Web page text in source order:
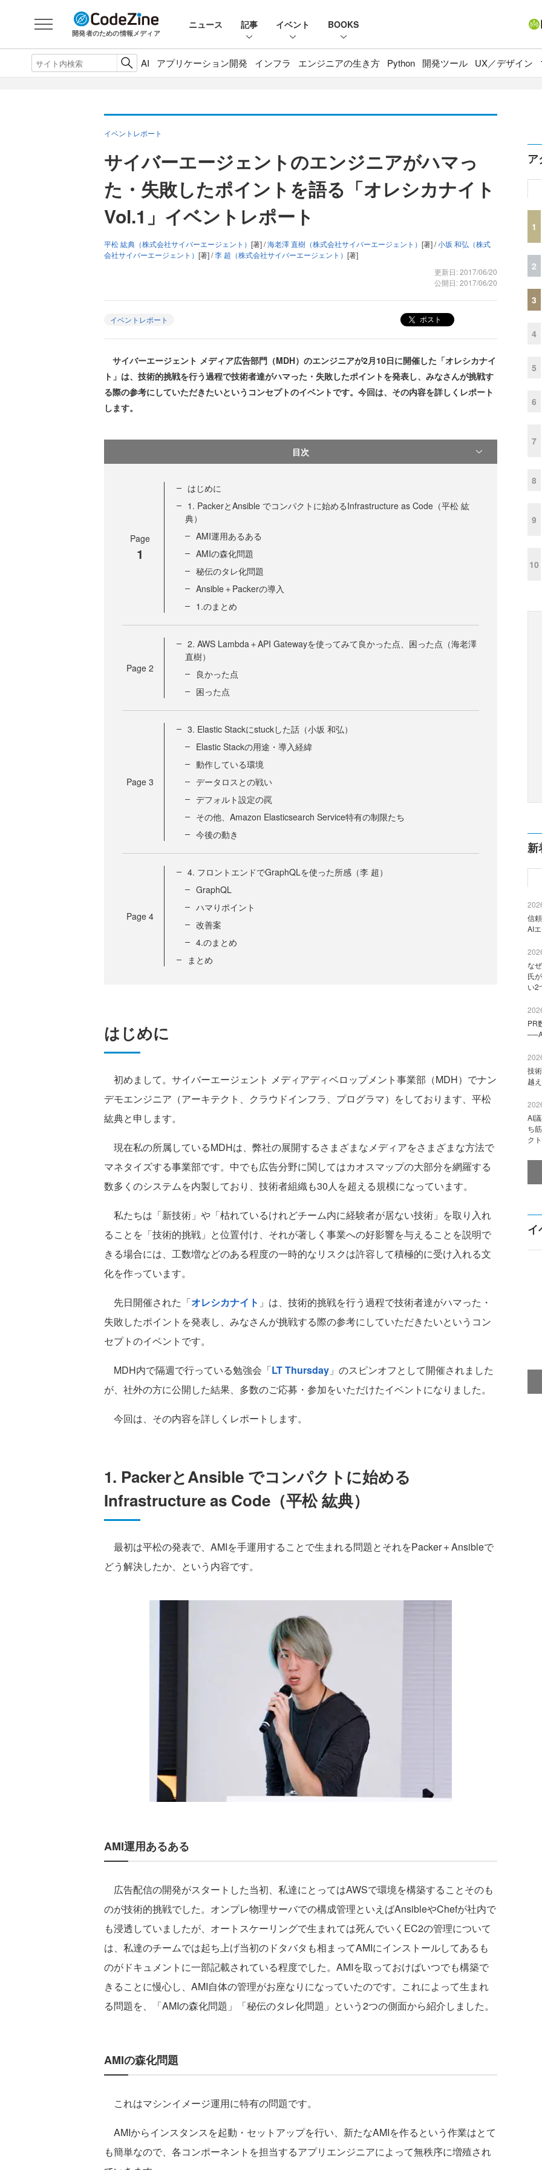
開発者のための情報メディア
ニュース 記事 イベント BOOKS
AI アプリケーション開発 インフラ エンジニアの生き方 Python 開発ツール UX／デザイン
イベントレポート
サイバーエージェントのエンジニアがハマっ
た・失敗したポイントを語る「オレシカナイト
Vol.1」イベントレポート
平松 紘典（株式会社サイバーエージェント） [著] /海老澤 直樹（株式会社サイバーエージェント） [著] /小坂 和弘（株式
会社サイバーエージェント） [著] /李 超（株式会社サイバーエージェント） [著]
更新日: 2017/06/20
公開日: 2017/06/20
イベントレポート ポスト
サイバーエージェント メディア広告部門（MDH）のエンジニアが2月10日に開催した「オレシカナイ
ト」は、技術的挑戦を行う過程で技術者達がハマった・失敗したポイントを発表し、みなさんが挑戦す
る際の参考にしていただきたいというコンセプトのイベントです。今回は、その内容を詳しくレポート
します。
目次
Page
1
はじめに
1. PackerとAnsible でコンパクトに始めるInfrastructure as Code（平松 紘
典）
AMI運用あるある
AMIの森化問題
秘伝のタレ化問題
Ansible＋Packerの導入
1.のまとめ
Page 2
2. AWS Lambda＋API Gatewayを使ってみて良かった点、困った点（海老澤
直樹）
良かった点
困った点
Page 3
3. Elastic Stackにstuckした話（小坂 和弘）
Elastic Stackの用途・導入経緯
動作している環境
データロスとの戦い
デフォルト設定の罠
その他、Amazon Elasticsearch Service特有の制限たち
今後の動き
Page 4
4. フロントエンドでGraphQLを使った所感（李 超）
GraphQL
ハマりポイント
改善案
4.のまとめ
まとめ
はじめに
初めまして。サイバーエージェント メディアディベロップメント事業部（MDH）でナン
デモエンジニア（アーキテクト、クラウドインフラ、プログラマ）をしております、平松
紘典と申します。
現在私の所属しているMDHは、弊社の展開するさまざまなメディアをさまざまな方法で
マネタイズする事業部です。中でも広告分野に関してはカオスマップの大部分を網羅する
数多くのシステムを内製しており、技術者組織も30人を超える規模になっています。
私たちは「新技術」や「枯れているけれどチーム内に経験者が居ない技術」を取り入れ
ることを「技術的挑戦」と位置付け、それが著しく事業への好影響を与えることを説明で
きる場合には、工数増などのある程度の一時的なリスクは許容して積極的に受け入れる文
化を作っています。
先日開催された「オレシカナイト 」は、技術的挑戦を行う過程で技術者達がハマった・
失敗したポイントを発表し、みなさんが挑戦する際の参考にしていただきたいというコン
セプトのイベントです。
MDH内で隔週で行っている勉強会「LT Thursday 」のスピンオフとして開催されました
が、社外の方に公開した結果、多数のご応募・参加をいただけたイベントになりました。
今回は、その内容を詳しくレポートします。
1. PackerとAnsible でコンパクトに始める
Infrastructure as Code（平松 紘典）
最初は平松の発表で、AMIを手運用することで生まれる問題とそれをPacker＋Ansibleで
どう解決したか、という内容です。
AMI運用あるある
広告配信の開発がスタートした当初、私達にとってはAWSで環境を構築することそのも
のが技術的挑戦でした。オンプレ物理サーバでの構成管理といえばAnsibleやChefが社内で
も浸透していましたが、オートスケーリングで生まれては死んでいくEC2の管理について
は、私達のチームでは起ち上げ当初のドタバタも相まってAMIにインストールしてあるも
のがドキュメントに一部記載されている程度でした。AMIを取っておけばいつでも構築で
きることに慢心し、AMI自体の管理がお座なりになっていたのです。これによって生まれ
る問題を、「AMIの森化問題」「秘伝のタレ化問題」という2つの側面から紹介しました。
AMIの森化問題
これはマシンイメージ運用に特有の問題です。
AMIからインスタンスを起動・セットアップを行い、新たなAMIを作るという作業はとて
も簡単なので、各コンポーネントを担当するアプリエンジニアによって無秩序に増殖され
ア
1
2
3
4
5
6
7
8
9
10
新
信
AI
な
氏
い2
PR
技
越
AI
ち
ク
イ